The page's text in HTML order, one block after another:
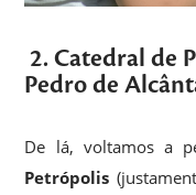
2. Catedral de
Pedro de
De lá, voltamos a
Petrópolis